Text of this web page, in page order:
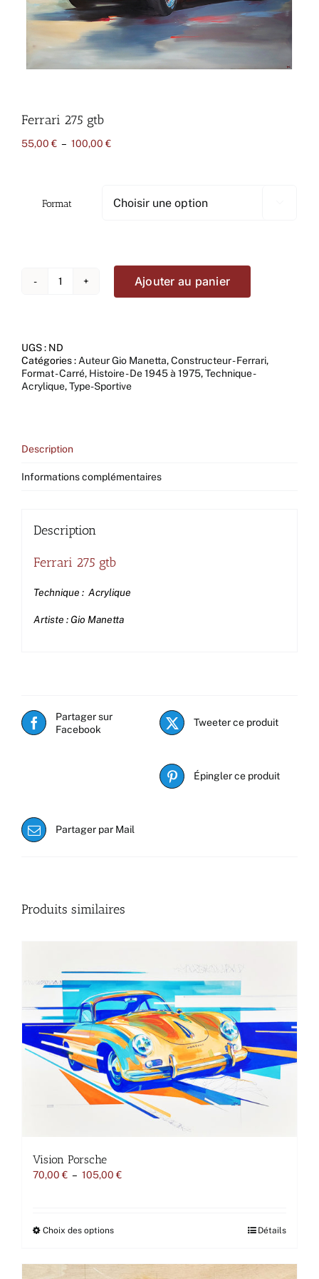
Ferrari 275 gtb
55,00 € – 100,00 €Plage
100,00 €
Format
quantité
Ajouter au panier
UGS : ND
Catégories : Auteur Gio Manetta,Constructeur - Ferrari,
Format - Carré, Histoire - De 1945 à 1975,Technique -
Acrylique,Type-Sportive
Description
Informations complémentaires
Description
Ferrari 275 gtb
Technique : Acrylique
Artiste : Gio Manetta
Partager sur
Facebook
Tweeter ce produit
Épingler ce produit
Partager par Mail
Produits similaires
Vision Porsche
70,00 € – 105,00 €Plage
Choix des optionsCe
plusieurs
Détails